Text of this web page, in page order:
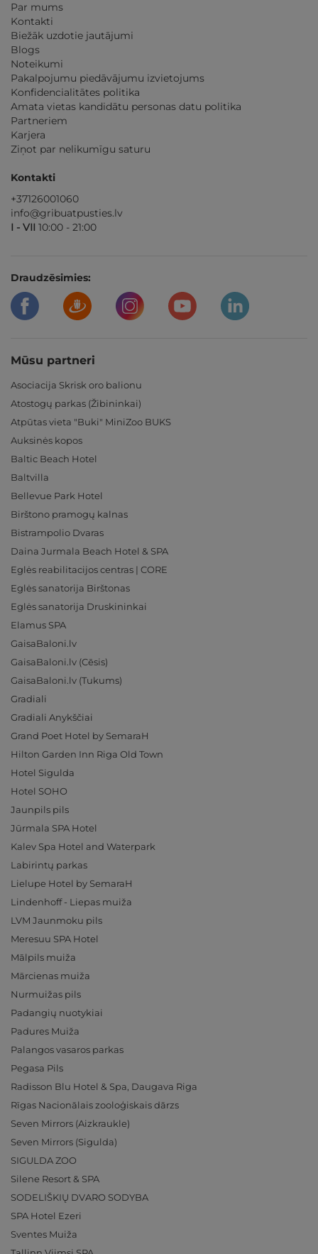
Par mums
Kontakti
Biežāk uzdotie jautājumi
Blogs
Noteikumi
Pakalpojumu piedāvājumu izvietojums
Konfidencialitātes politika
Amata vietas kandidātu personas datu politika
Partneriem
Karjera
Ziņot par nelikumīgu saturu
Kontakti
+37126001060
info@gribuatpusties.lv
I - VII 10:00 - 21:00
Draudzēsimies:
Mūsu partneri
Asociacija Skrisk oro balionu
Atostogų parkas (Žibininkai)
Atpūtas vieta "Buki" MiniZoo BUKS
Auksinės kopos
Baltic Beach Hotel
Baltvilla
Bellevue Park Hotel
Birštono pramogų kalnas
Bistrampolio Dvaras
Daina Jurmala Beach Hotel & SPA
Eglės reabilitacijos centras | CORE
Eglės sanatorija Birštonas
Eglės sanatorija Druskininkai
Elamus SPA
GaisaBaloni.lv
GaisaBaloni.lv (Cēsis)
GaisaBaloni.lv (Tukums)
Gradiali
Gradiali Anykščiai
Grand Poet Hotel by SemaraH
Hilton Garden Inn Riga Old Town
Hotel Sigulda
Hotel SOHO
Jaunpils pils
Jūrmala SPA Hotel
Kalev Spa Hotel and Waterpark
Labirintų parkas
Lielupe Hotel by SemaraH
Lindenhoff - Liepas muiža
LVM Jaunmoku pils
Meresuu SPA Hotel
Mālpils muiža
Mārcienas muiža
Nurmuižas pils
Padangių nuotykiai
Padures Muiža
Palangos vasaros parkas
Pegasa Pils
Radisson Blu Hotel & Spa, Daugava Riga
Rīgas Nacionālais zooloģiskais dārzs
Seven Mirrors (Aizkraukle)
Seven Mirrors (Sigulda)
SIGULDA ZOO
Silene Resort & SPA
SODELIŠKIŲ DVARO SODYBA
SPA Hotel Ezeri
Sventes Muiža